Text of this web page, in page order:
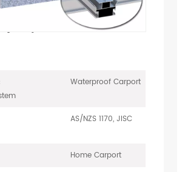
الكل نظام تركيب مرآب سقف الألومنيوم
للمياه بسبب الصفيحة شبه المنحرفة
Waterproof Carport
AS/NZS 1170, JISC
Home Carport